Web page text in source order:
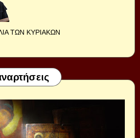
ΤΩΝ ΚΥΡΙΑΚΩΝ